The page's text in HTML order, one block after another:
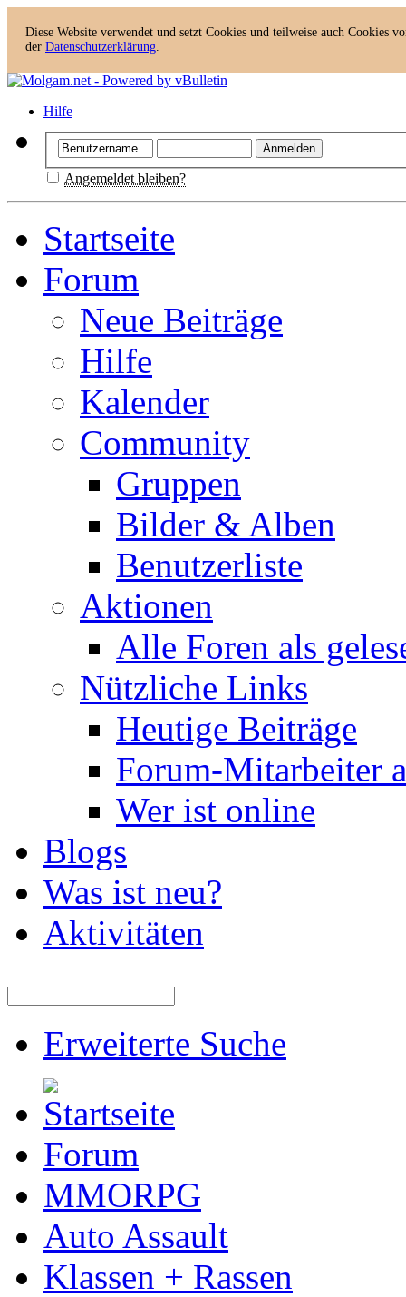
Diese Website verwendet und setzt Cookies und teilweise auch Cookies
der Datenschutzerklärung.
Hilfe
Angemeldet bleiben?
Startseite
Forum
Neue Beiträge
Hilfe
Kalender
Community
Gruppen
Bilder & Alben
Benutzerliste
Aktionen
Alle Foren als
Nützliche Links
Heutige Beiträge
Forum-Mitarbeiter
Wer ist online
Blogs
Was ist neu?
Aktivitäten
Erweiterte Suche
Forum
MMORPG
Auto Assault
Klassen + Rassen